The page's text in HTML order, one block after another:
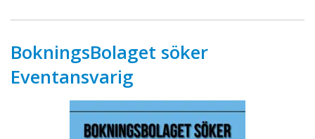
BokningsBolaget söker
Eventansvarig